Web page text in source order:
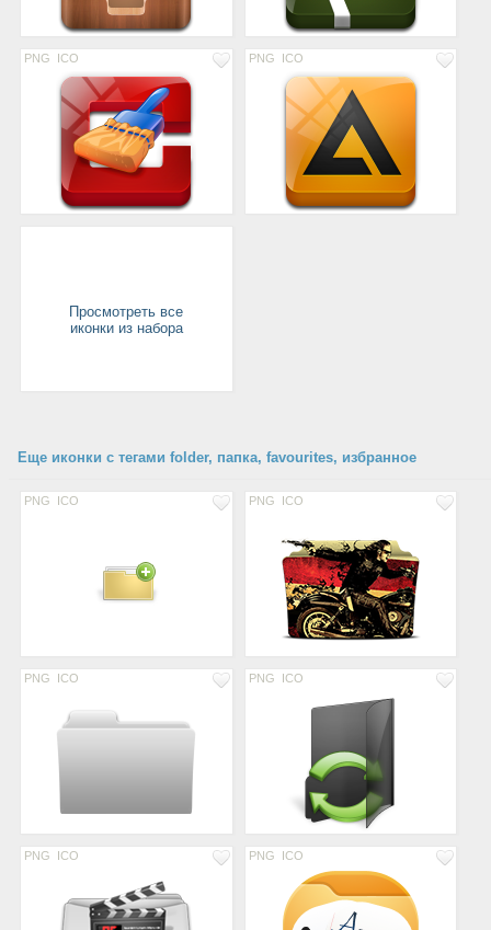
PNG ICO PNG ICO
Просмотреть все
иконки из набора
Еще иконки с тегами folder, папка, favourites, избранное
PNG ICO PNG ICO
PNG ICO PNG ICO
PNG ICO PNG ICO